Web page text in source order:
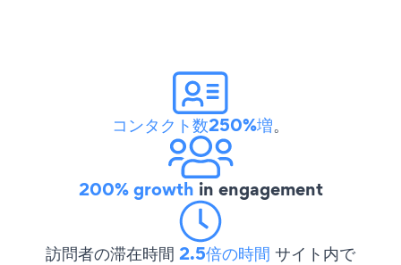
コンタクト数250%増。
200% growth in engagement
訪問者の滞在時間 2.5倍の時間 サイト内で